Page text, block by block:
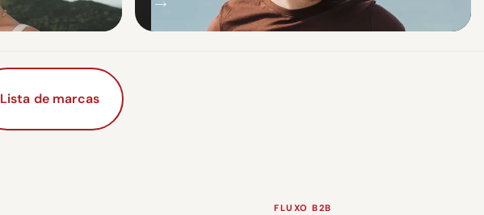
Lista de marcas
FLUXO B2B